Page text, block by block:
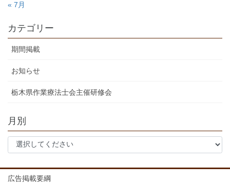
« 7月
カテゴリー
期間掲載
お知らせ
栃木県作業療法士会主催研修会
月別
広告掲載要綱